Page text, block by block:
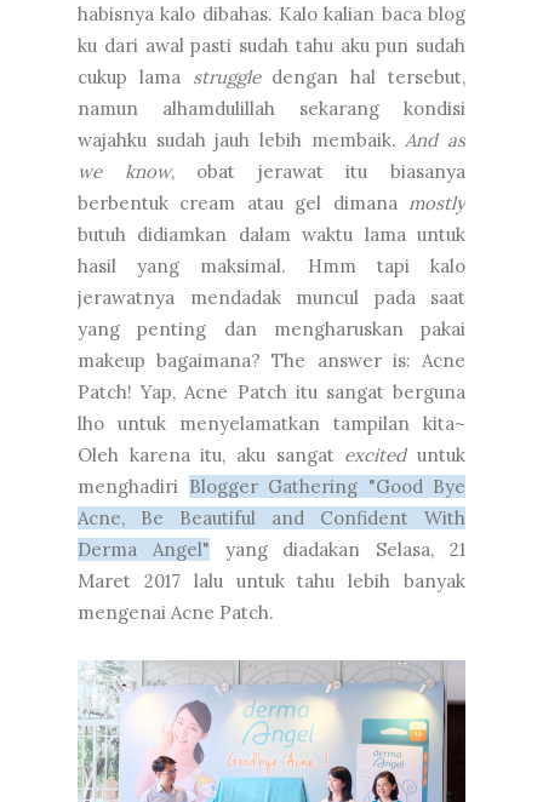
habisnya kalo dibahas. Kalo kalian baca blog
ku dari awal pasti sudah tahu aku pun sudah
cukup lama struggledengan hal tersebut,
namun alhamdulillah sekarang kondisi
wajahku sudah jauh lebih membaik. And as
we know, obat jerawat itu biasanya
berbentuk cream atau gel dimana
mostly
butuh didiamkan dalam waktu lama untuk
hasil yang maksimal. Hmm tapi kalo
jerawatnya mendadak muncul pada saat
yang penting dan mengharuskan pakai
makeup bagaimana? The answer is: Acne
Patch! Yap, Acne Patch itu sangat berguna
lho untuk menyelamatkan tampilan kita~
Oleh karena itu, aku sangat exciteduntuk
menghadiri Blogger Gathering "Good Bye
Acne, Be Beautiful and Confident With
Derma Angel" yang diadakan Selasa, 21
Maret 2017 lalu untuk tahu lebih banyak
mengenai Acne Patch.